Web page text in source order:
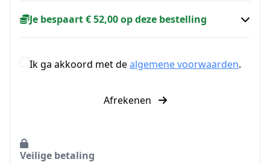
Je bespaart € 52,00 op deze bestelling
Ik ga akkoord met dealgemene voorwaarden.
Afrekenen
Veilige betaling